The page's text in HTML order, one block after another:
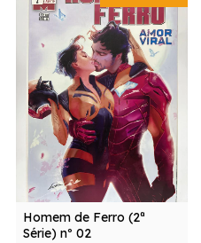
Homem de Ferro (2ª
Série) nº 02